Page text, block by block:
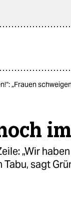
„Frauen
„Wir haben
sagt